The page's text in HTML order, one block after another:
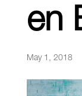
en
May 1, 2018